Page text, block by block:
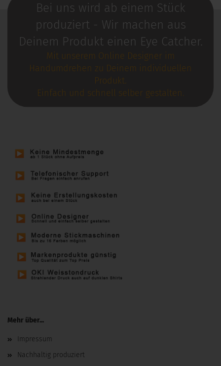
Bei uns wird ab einem Stück
produziert - Wir machen aus
Deinem Produkt einen Eye Catcher.
Mit unserem Online Designer im
Handumdrehen zu Deinem individuellen
Produkt.
Einfach und schnell selber gestalten.
Mehr über...
Impressum
Nachhaltig produziert